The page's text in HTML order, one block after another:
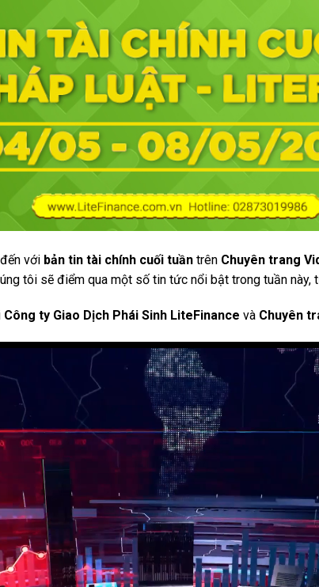
với bản tin tài chính cuối tuần trên Chuyên trang
tôi sẽ điểm qua một số tin tức nổi bật trong tuần này,
Công ty Giao Dịch Phái Sinh LiteFinance và Chuyên